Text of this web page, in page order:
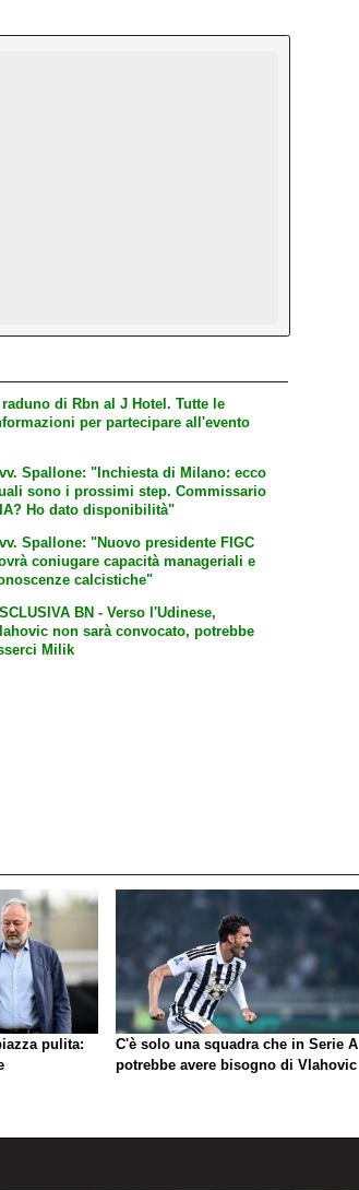
raduno di Rbn al J Hotel. Tutte le
per partecipare all'evento
Spallone: "Inchiesta di Milano: ecco
sono i prossimi step. Commissario
Ho dato disponibilità"
Spallone: "Nuovo presidente FIGC
coniugare capacità manageriali e
calcistiche"
BN - Verso l'Udinese,
non sarà convocato, potrebbe
Milik
pulita:
C'è solo una squadra che in Serie A
potrebbe avere bisogno di Vlahovic